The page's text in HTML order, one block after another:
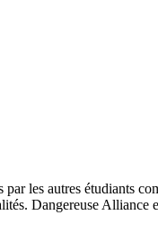
les autres étudiants
Dangereuse Alliance